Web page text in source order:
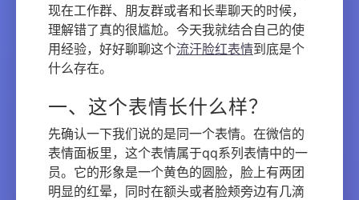
现在工作群、朋友群或者和长辈聊天的时候，
理解错了真的很尴尬。今天我就结合自己的使
用经验，好好聊聊这个流汗脸红表情到底是个
什么存在。
一、这个表情长什么样？
先确认一下我们说的是同一个表情。在微信的
表情面板里，这个表情属于qq系列表情中的一
员。它的形象是一个黄色的圆脸，脸上有两团
明显的红晕，同时在额头或者脸颊旁边有几滴